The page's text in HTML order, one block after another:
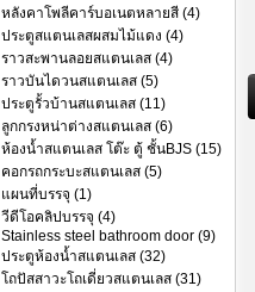
หลังคาโพลีคาร์บอเนตหลายสี (4)
ประตูสแตนเลสผสมไม้แดง (4)
ราวสะพานลอยสแตนเลส (4)
ราวบันไดวนสแตนเลส (5)
ประตูรั้วบ้านสแตนเลส (11)
ลูกกรงหน่าต่างสแตนเลส (6)
ห้องน้ำสแตนเลส โต๊ะ ตู้ ชั้นBJS (15)
คอกรถกระบะสแตนเลส (5)
แผนที่บรรจุ (1)
วีดีโอคลิปบรรจุ (4)
Stainless steel bathroom door (9)
ประตูห้องน้ำสแตนเลส (32)
โถปัสสาวะโถเดี่ยวสแตนเลส (31)